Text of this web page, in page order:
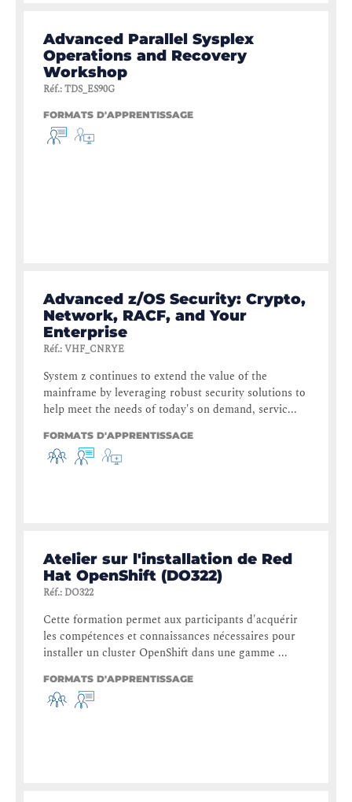
Advanced Parallel Sysplex
Operations and Recovery
Workshop
Réf.:TDS_ES90G
FORMATS D'APPRENTISSAGE
Advanced z/OS Security: Crypto,
Network, RACF, and Your
Enterprise
Réf.:VHF_CNRYE
System z continues to extend the value of the
mainframe by leveraging robust security solutions to
help meet the needs of today's on demand, servic...
FORMATS D'APPRENTISSAGE
Atelier sur l'installation de Red
Hat OpenShift (DO322)
Réf.: DO322
Cette formation permet aux participants d'acquérir
les compétences et connaissances nécessaires pour
installer un cluster OpenShift dans une gamme ...
FORMATS D'APPRENTISSAGE